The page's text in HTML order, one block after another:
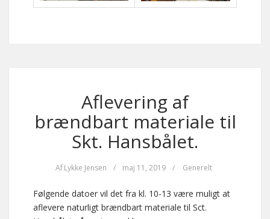
Aflevering af
brændbart materiale til
Skt. Hansbålet.
Af Lykke Jensen / maj 11, 2019 / Generelt
Følgende datoer vil det fra kl. 10-13 være muligt at
aflevere naturligt brændbart materiale til Sct.